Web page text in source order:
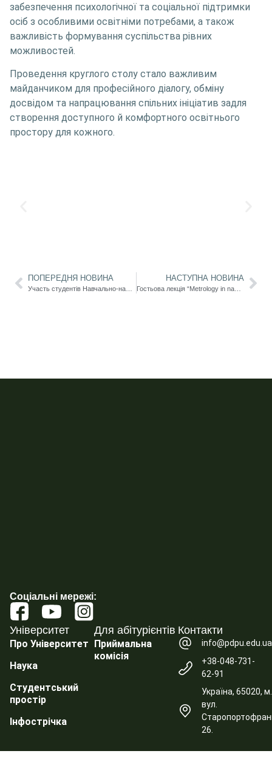
забезпечення психологічної та соціальної підтримки
осіб з особливими освітніми потребами, а також
важливість формування суспільства рівних
можливостей.
Проведення круглого столу стало важливим
майданчиком для професійного діалогу, обміну
досвідом та напрацювання спільних ініціатив задля
створення доступного й комфортного освітнього
простору для кожного.
ПОПЕРЕДНЯ НОВИНА НАСТУПНА НОВИНА
Гостьова лекція “Metrology in nanoscience” стейкгхолдера у межах ОНП Е6 Прикладна фізика та наноматеріали
Соціальні мережі:
Університет
Про Університет
Наука
Студентський
простір
Інфострічка
Для абітурієнтів
Приймальна
комісія
Контакти
info@pdpu.edu.ua
+38-048-731-
62-91
Україна, 65020,
вул.
26.